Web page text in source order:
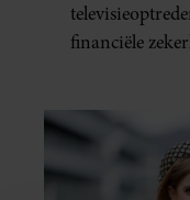
financiële
vertelt de
overleefde en
verwijderd